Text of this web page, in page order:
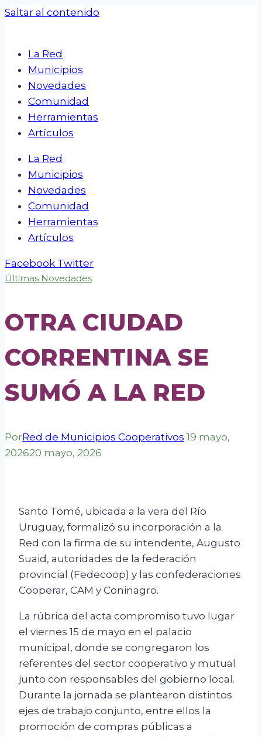
Saltar al contenido
La Red
Municipios
Novedades
Comunidad
Herramientas
Artículos
La Red
Municipios
Novedades
Comunidad
Herramientas
Artículos
Facebook Twitter
Últimas Novedades
OTRA CIUDAD
CORRENTINA SE
SUMÓ A LA RED
PorRed de Municipios Cooperativos 19 mayo,
202620 mayo, 2026
Santo Tomé, ubicada a la vera del Río
Uruguay, formalizó su incorporación a la
Red con la firma de su intendente, Augusto
Suaid, autoridades de la federación
provincial (Fedecoop) y las confederaciones
Cooperar, CAM y Coninagro.
La rúbrica del acta compromiso tuvo lugar
el viernes 15 de mayo en el palacio
municipal, donde se congregaron los
referentes del sector cooperativo y mutual
junto con responsables del gobierno local.
Durante la jornada se plantearon distintos
ejes de trabajo conjunto, entre ellos la
promoción de compras públicas a